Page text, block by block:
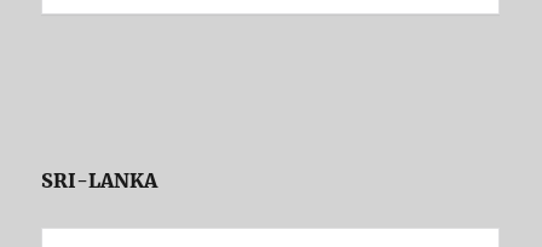
SRI-LANKA